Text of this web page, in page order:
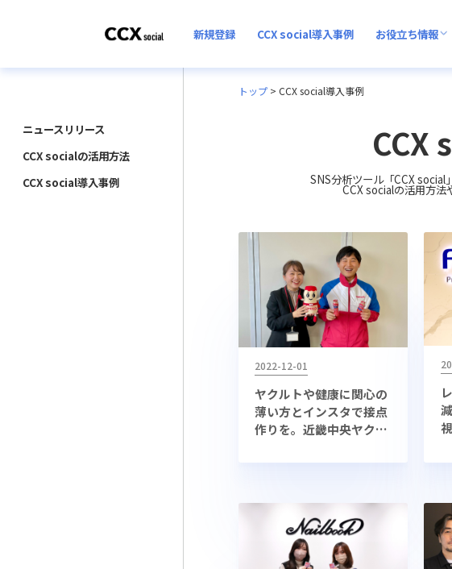
新規登録 CCX social導入事例 お役立ち情報
ニュースリリース
CCX socialの活用方法
CCX social導入事例
トップ> CCX social導入事例
CCX
SNS分析ツール「CCX social
CCX socialの活用方法
2022-12-01
ヤクルトや健康に関心の
薄い方とインスタで接点
作りを。近畿中央ヤクル
とは？